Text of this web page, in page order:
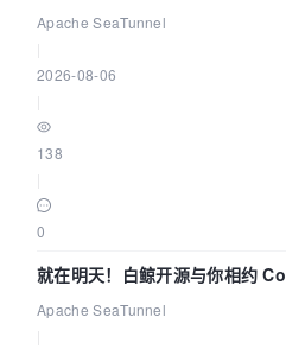
Apache SeaTunnel
2026-08-06
138
0
就在明天！白鲸开源与你相约
Apache SeaTunnel